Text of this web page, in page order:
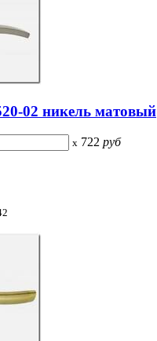
02 никель матовый
x 722 руб